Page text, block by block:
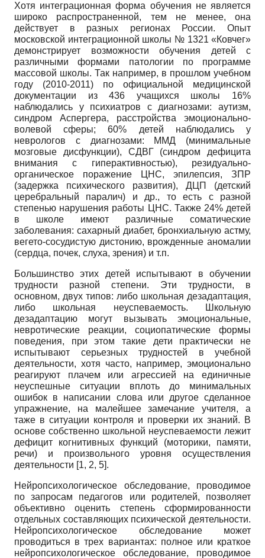
Хотя интеграционная форма обучения не является
широко распространенной, тем не менее, она
действует в разных регионах России. Опыт
московской интеграционной школы № 1321 «Ковчег»
демонстрирует возможности обучения детей с
различными формами патологии по программе
массовой школы. Так например, в прошлом учебном
году (2010-2011) по официальной медицинской
документации из 436 учащихся школы 16%
наблюдались у психиатров с диагнозами: аутизм,
синдром Аспергера, расстройства эмоционально-
волевой сферы; 60% детей наблюдались у
неврологов с диагнозами: ММД (минимальные
мозговые дисфункции), СДВГ (синдром дефицита
внимания с гиперактивностью), резидуально-
органическое поражение ЦНС, эпилепсия, ЗПР
(задержка психического развития), ДЦП (детский
церебральный паралич) и др., то есть с разной
степенью нарушения работы ЦНС. Также 24% детей
в школе имеют различные соматические
заболевания: сахарный диабет, бронхиальную астму,
вегето-сосудистую дистонию, врожденные аномалии
(сердца, почек, слуха, зрения) и т.п.
Большинство этих детей испытывают в обучении
трудности разной степени. Эти трудности, в
основном, двух типов: либо школьная дезадаптация,
либо школьная неуспеваемость. Школьную
дезадаптацию могут вызывать эмоциональные,
невротические реакции, социо­патические формы
поведения, при этом такие дети практически не
испытывают серьезных трудностей в учебной
деятельности, хотя часто, например, эмоционально
реагируют плачем или агрессией на единичные
неуспешные ситуации вплоть до минимальных
ошибок в написании слова или другое сделанное
упражнение, на малейшее замечание учителя, а
таже в ситуации контроля и проверки их знаний. В
основе собственно школьной неуспеваемости лежит
дефицит когнитивных функций (моторики, памяти,
речи) и произвольного уровня осуществления
деятельности [1, 2, 5].
Нейропсихологическое обследование, проводимое
по запросам педагогов или родителей, позволяет
объективно оценить степень сформированности
отдельных составляющих психической деятельности.
Нейропсихологическое обследование может
проводиться в трех вариантах: полное или краткое
нейропсихологическое обследование, проводимое